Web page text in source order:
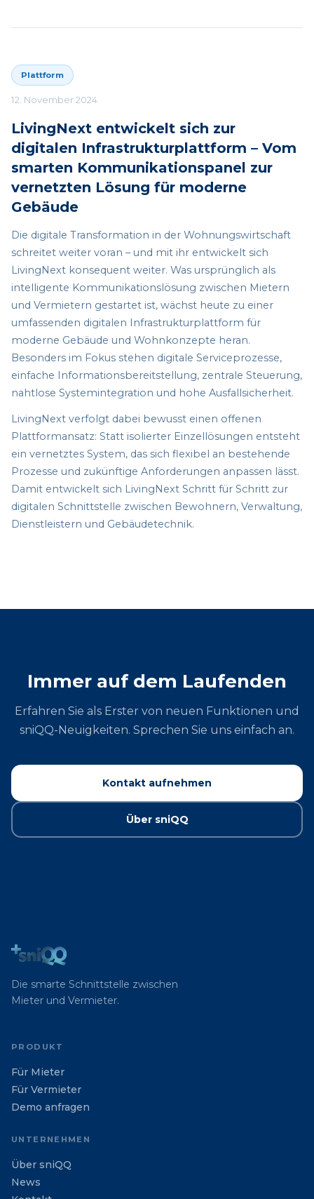
Plattform
12. November 2024
LivingNext entwickelt sich zur
digitalen Infrastrukturplattform – Vom
smarten Kommunikationspanel zur
vernetzten Lösung für moderne
Gebäude
Die digitale Transformation in der Wohnungswirtschaft
schreitet weiter voran – und mit ihr entwickelt sich
LivingNext konsequent weiter. Was ursprünglich als
intelligente Kommunikationslösung zwischen Mietern
und Vermietern gestartet ist, wächst heute zu einer
umfassenden digitalen Infrastrukturplattform für
moderne Gebäude und Wohnkonzepte heran.
Besonders im Fokus stehen digitale Serviceprozesse,
einfache Informationsbereitstellung, zentrale Steuerung,
nahtlose Systemintegration und hohe Ausfallsicherheit.
LivingNext verfolgt dabei bewusst einen offenen
Plattformansatz: Statt isolierter Einzellösungen entsteht
ein vernetztes System, das sich flexibel an bestehende
Prozesse und zukünftige Anforderungen anpassen lässt.
Damit entwickelt sich LivingNext Schritt für Schritt zur
digitalen Schnittstelle zwischen Bewohnern, Verwaltung,
Dienstleistern und Gebäudetechnik.
Immer auf dem Laufenden
Erfahren Sie als Erster von neuen Funktionen und
sniQQ-Neuigkeiten. Sprechen Sie uns einfach an.
Kontakt aufnehmen
Über sniQQ
Die smarte Schnittstelle zwischen
Mieter und Vermieter.
PRODUKT
Für Mieter
Für Vermieter
Demo anfragen
UNTERNEHMEN
Über sniQQ
News